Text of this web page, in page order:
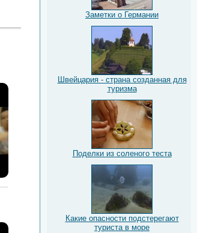
Заметки о Германии
Швейцария - страна созданная для
туризма
Поделки из соленого теста
Какие опасности подстерегают
туриста в море